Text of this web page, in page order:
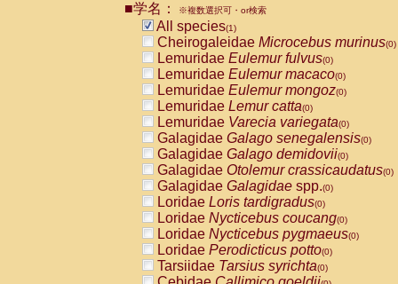
CebidaeCebus nigrivittatus
CebidaeCebus
CebidaeSaimiri boliviensis(0)
CebidaeSaimiri sciureus(0)
AtelidaeAlouatta caraya(0)
AtelidaeAlouatta fusca(0)
AtelidaeAlouatta seniculus
AtelidaeAlouattaspp.(0)
AtelidaeAteles belzebuth(0)
AtelidaeAteles geoffroyi(0)
AtelidaeAteles paniscus(0)
AtelidaeAtelesspp.(0)
Atelidae Lagothrix lagothricha
AtelidaeLagothrix lagothricha cana
PitheciidaeCacajao calvus
PitheciidaeCallicebus cupreus
PitheciidaeCallicebus donacophilus
PitheciidaeCallicebus moloch
■学名： ※複数選択可・or検索
All species(1)
Cheirogaleidae Microcebus murinus(0)
Lemuridae Eulemur fulvus(0)
Lemuridae Eulemur macaco(0)
Lemuridae Eulemur mongoz(0)
Lemuridae Lemur catta(0)
Lemuridae Varecia variegata(0)
Galagidae Galago senegalensis(0)
Galagidae Galago demidovii(0)
Galagidae Otolemur crassicaudatus(0)
Galagidae Galagidae spp.(0)
Loridae Loris tardigradus(0)
Loridae Nycticebus coucang(0)
Loridae Nycticebus pygmaeus(0)
Loridae Perodicticus potto(0)
Tarsiidae Tarsius syrichta(0)